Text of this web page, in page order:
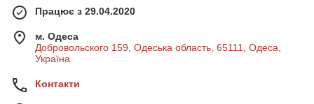
Працює з 29.04.2020
м. Одеса
Добровольского 159, Одеська область, 65111, Одеса,
Україна
Контакти